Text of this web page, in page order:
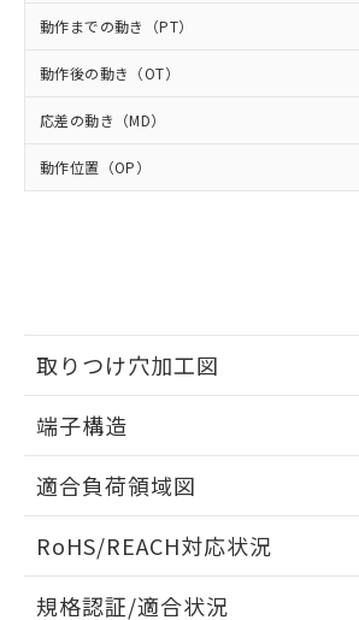
動作までの動き（PT）
動作後の動き（OT）
応差の動き（MD）
動作位置（OP）
取りつけ穴加工図
ねじ取りつけ穴加工図
端子構造
適合負荷領域図
RoHS/REACH対応状況
規格認証/適合状況
メンバーズにご登録されて
あります。
お客様が当ウェブサイト上
および当社の共同利用者が
引・商談に必要な範囲で利
をご了承ください。
※3 非含有証明書ダウンロー
下記の非含有証明書をダウンロー
とができます。
また、RoHS指令のフタル酸エ
物質の対応では、対応完了までの
欄に対応日を記載しておりました
既に当社にて対応品への在庫切
していることから、特段のこと
り、2022年1月12日より割愛して
す。
「－」：未確認です。当社販売部